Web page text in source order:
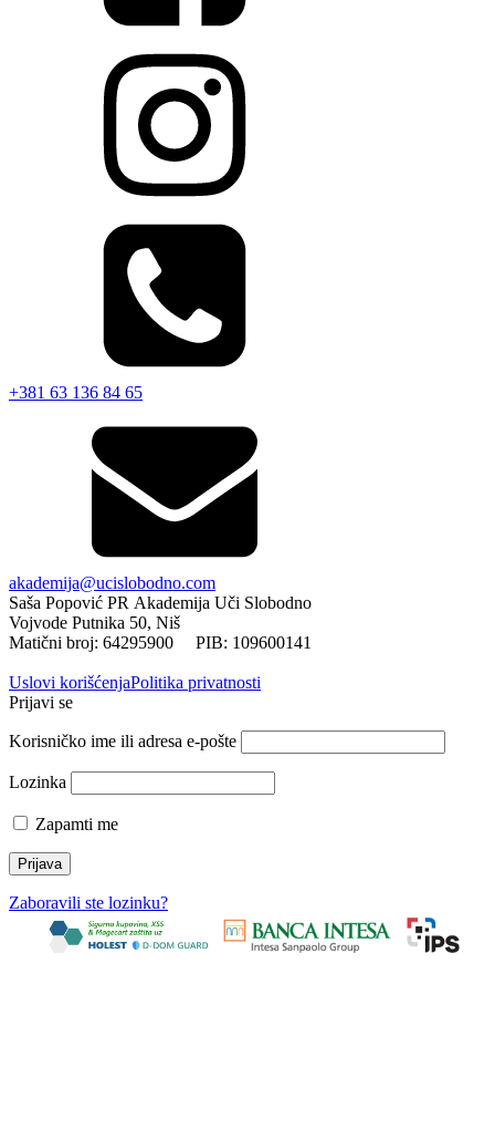
+381 63 136 84 65
akademija@ucislobodno.com
Saša Popović PR Akademija Uči Slobodno
Vojvode Putnika 50, Niš
Matični broj: 64295900 PIB: 109600141
Uslovi korišćenjaPolitika privatnosti
Prijavi se
Korisničko ime ili adresa e-pošte
Lozinka
Zapamti me
Zaboravili ste lozinku?